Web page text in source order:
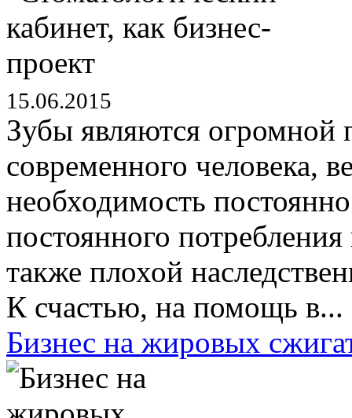
15.06.2015
Зубы являются огромной
современного человека,
необходимость
постоянного
также плохой
К счастью, на помощь в...
Бизнес на жировых